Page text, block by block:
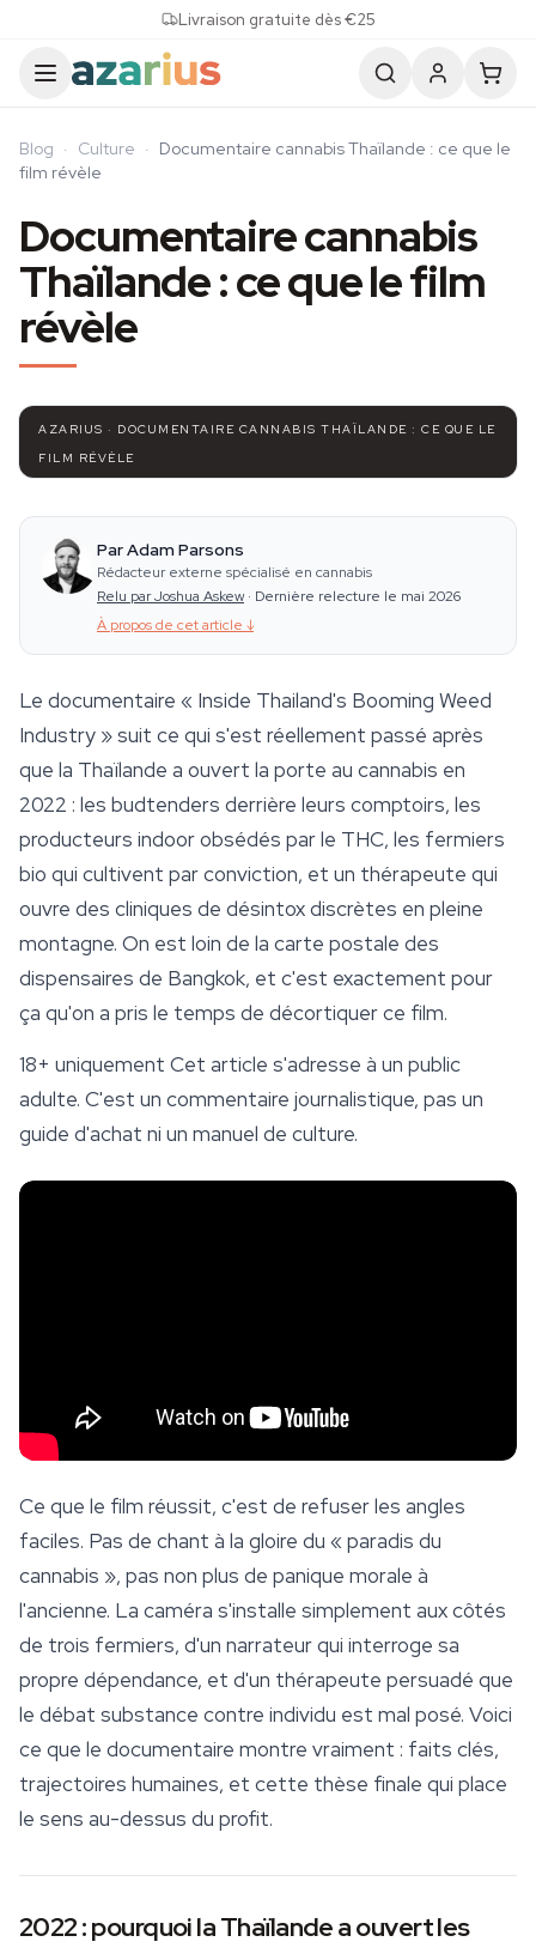
Livraison gratuite dès €25
Blog · Culture · Documentaire cannabis Thaïlande : ce que le
film révèle
Documentaire cannabis
Thaïlande : ce que le film
révèle
AZARIUS · DOCUMENTAIRE CANNABIS THAÏLANDE : CE QUE LE
FILM RÉVÈLE
Par Adam Parsons
Rédacteur externe spécialisé en cannabis
Relu par Joshua Askew · Dernière relecture le mai 2026
À propos de cet article ↓
Le documentaire « Inside Thailand's Booming Weed
Industry » suit ce qui s'est réellement passé après
que la Thaïlande a ouvert la porte au cannabis en
2022 : les budtenders derrière leurs comptoirs, les
producteurs indoor obsédés par le THC, les fermiers
bio qui cultivent par conviction, et un thérapeute qui
ouvre des cliniques de désintox discrètes en pleine
montagne. On est loin de la carte postale des
dispensaires de Bangkok, et c'est exactement pour
ça qu'on a pris le temps de décortiquer ce film.
18+ uniquement Cet article s'adresse à un public
adulte. C'est un commentaire journalistique, pas un
guide d'achat ni un manuel de culture.
Ce que le film réussit, c'est de refuser les angles
faciles. Pas de chant à la gloire du « paradis du
cannabis », pas non plus de panique morale à
l'ancienne. La caméra s'installe simplement aux côtés
de trois fermiers, d'un narrateur qui interroge sa
propre dépendance, et d'un thérapeute persuadé que
le débat substance contre individu est mal posé. Voici
ce que le documentaire montre vraiment : faits clés,
trajectoires humaines, et cette thèse finale qui place
le sens au-dessus du profit.
2022 : pourquoi la Thaïlande a ouvert les